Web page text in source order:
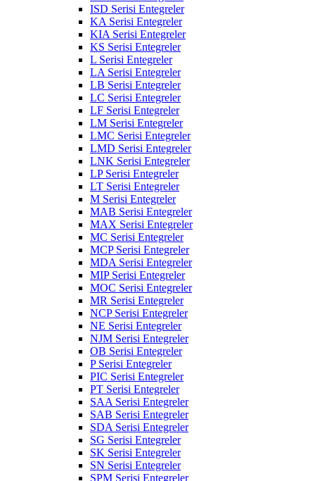
ISD Serisi Entegreler
KA Serisi Entegreler
KIA Serisi Entegreler
KS Serisi Entegreler
L Serisi Entegreler
LA Serisi Entegreler
LB Serisi Entegreler
LC Serisi Entegreler
LF Serisi Entegreler
LM Serisi Entegreler
LMC Serisi Entegreler
LMD Serisi Entegreler
LNK Serisi Entegreler
LP Serisi Entegreler
LT Serisi Entegreler
M Serisi Entegreler
MAB Serisi Entegreler
MAX Serisi Entegreler
MC Serisi Entegreler
MCP Serisi Entegreler
MDA Serisi Entegreler
MIP Serisi Entegreler
MOC Serisi Entegreler
MR Serisi Entegreler
NCP Serisi Entegreler
NE Serisi Entegreler
NJM Serisi Entegreler
OB Serisi Entegreler
P Serisi Entegreler
PIC Serisi Entegreler
PT Serisi Entegreler
SAA Serisi Entegreler
SAB Serisi Entegreler
SDA Serisi Entegreler
SG Serisi Entegreler
SK Serisi Entegreler
SN Serisi Entegreler
SPM Serisi Entegreler